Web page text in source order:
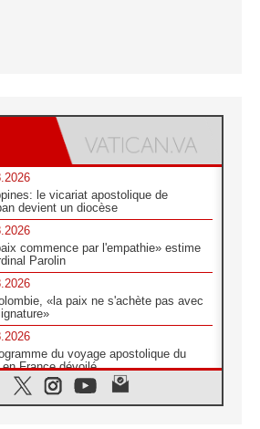
le vicariat apostolique de
devient un diocèse
commence par l'empathie» estime
Parolin
«la paix ne s'achète pas avec
du voyage apostolique du
en France dévoilé
continentale sur l'éducation